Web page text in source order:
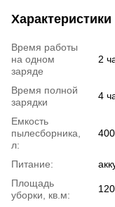
Характеристики
Время работы
на одном
заряде
2
Время полной
зарядки
4
Емкость
пылесборника,
л:
400
Питание:
Площадь
уборки, кв.м: